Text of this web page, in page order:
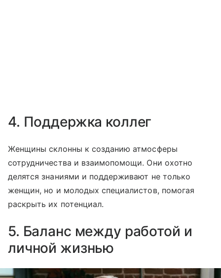
4. Поддержка коллег
Женщины склонны к созданию атмосферы
сотрудничества и взаимопомощи. Они охотно
делятся знаниями и поддерживают не только
женщин, но и молодых специалистов, помогая
раскрыть их потенциал.
5. Баланс между работой и
личной жизнью